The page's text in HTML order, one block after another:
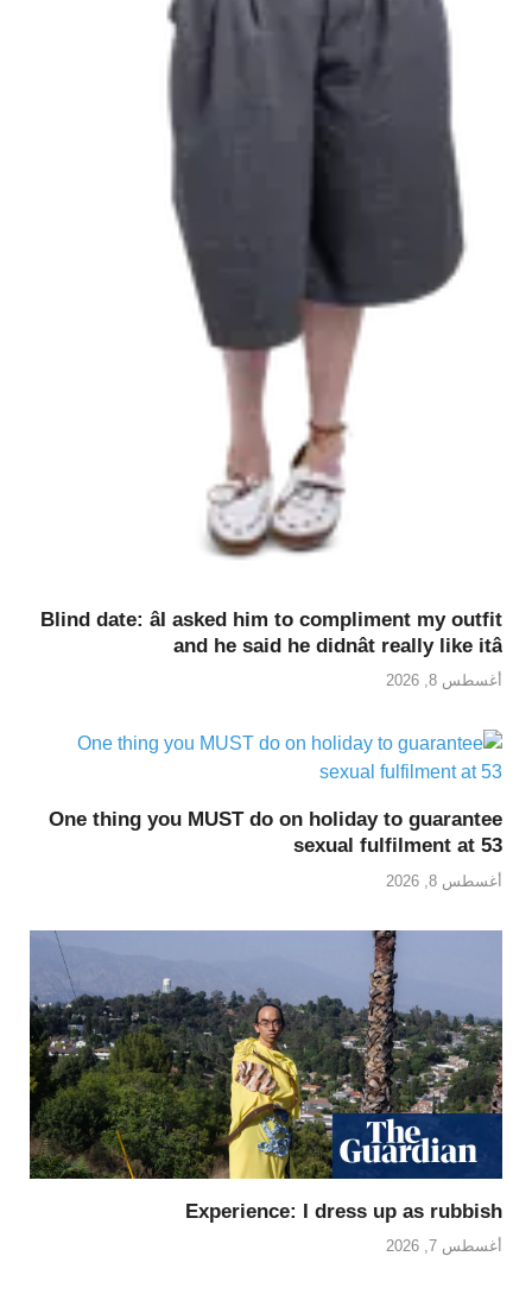
Blind date: âI asked him to compliment my outfit
and he said he didnât really like itâ
أغسطس 8, 2026
One thing you MUST do on holiday to guarantee
sexual fulfilment at 53
أغسطس 8, 2026
Experience: I dress up as rubbish
أغسطس 7, 2026